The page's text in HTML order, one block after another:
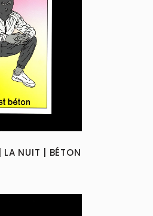
This
product
has
multiple
variants.
The
options
may
on
LA NUIT | BÉTON